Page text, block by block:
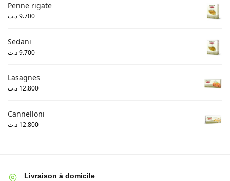
Penne rigate
9.700د.ت
Sedani
9.700د.ت
Lasagnes
12.800 د.ت
Cannelloni
12.800 د.ت
Livraison à domicile